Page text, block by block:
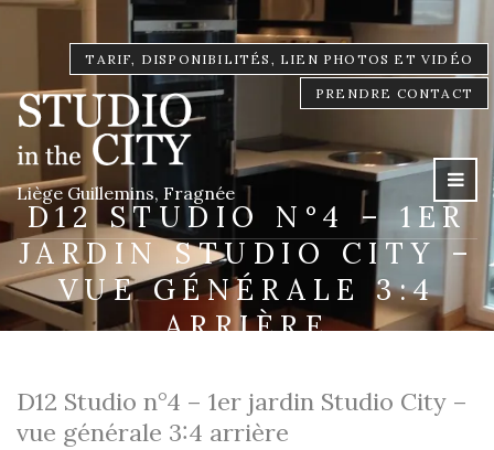
TARIF, DISPONIBILITÉS, LIEN PHOTOS ET VIDÉO
PRENDRE CONTACT
Liège Guillemins, Fragnée
D12 STUDIO N°4 – 1ER
JARDIN STUDIO CITY –
VUE GÉNÉRALE 3:4
ARRIÈRE
D12 Studio n°4 – 1er jardin Studio City –
vue générale 3:4 arrière